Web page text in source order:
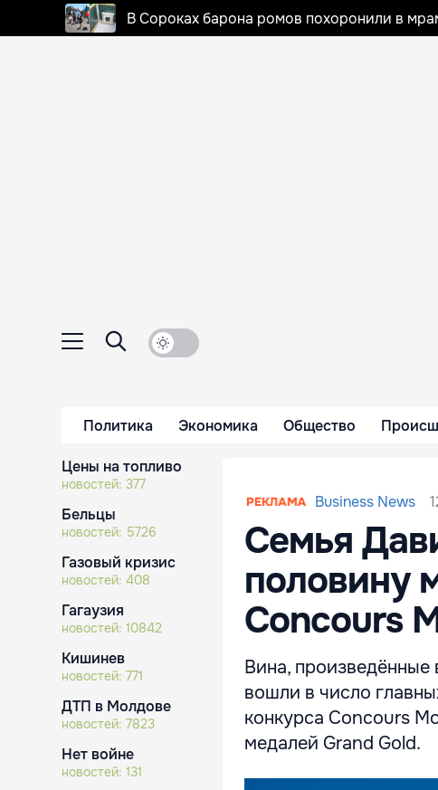
В Сороках барона ромов похоронили в
Политика Экономика Общество
Цены на топливо
новостей: 377
Бельцы
новостей: 5726
Газовый кризис
новостей: 408
Гагаузия
новостей: 10842
Кишинев
новостей: 771
ДТП в Молдове
новостей: 7823
Нет войне
новостей: 131
Business News
Семья
половину
Concours
Вина, произведённые
вошли в число
конкурса Concours
медалей Grand Gold.